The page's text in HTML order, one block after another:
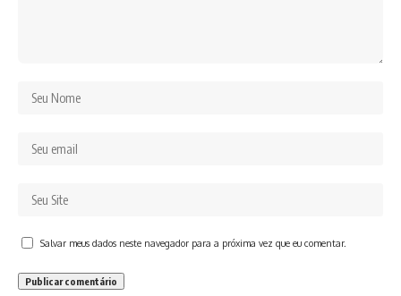
Salvar meus dados neste navegador para a próxima vez que eu comentar.